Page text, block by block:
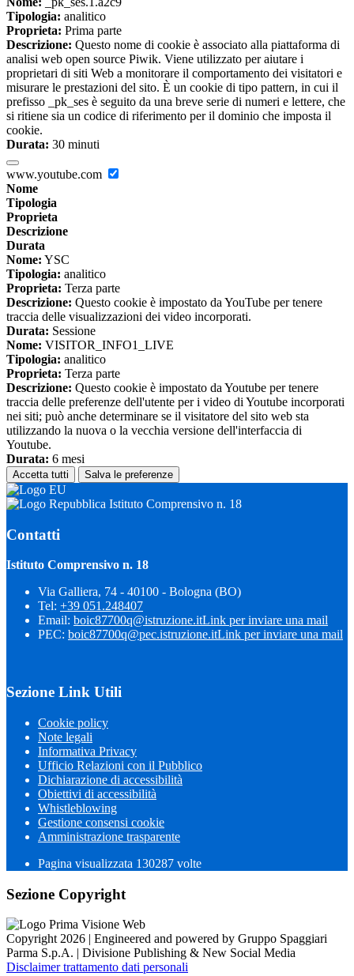
Tipologia: analitico
Proprieta: Prima parte
Descrizione: Questo nome di cookie è associato alla piattaforma di
analisi web open source Piwik. Viene utilizzato per aiutare i
proprietari di siti Web a monitorare il comportamento dei visitatori e
misurare le prestazioni del sito. È un cookie di tipo pattern, in cui il
prefisso _pk_ses è seguito da una breve serie di numeri e lettere, che
si ritiene sia un codice di riferimento per il dominio che imposta il
cookie.
Durata: 30 minuti
www.youtube.com
Nome
Tipologia
Proprieta
Descrizione
Durata
Nome: YSC
Tipologia: analitico
Proprieta: Terza parte
Descrizione: Questo cookie è impostato da YouTube per tenere
traccia delle visualizzazioni dei video incorporati.
Durata: Sessione
Nome: VISITOR_INFO1_LIVE
Tipologia: analitico
Proprieta: Terza parte
Descrizione: Questo cookie è impostato da Youtube per tenere
traccia delle preferenze dell'utente per i video di Youtube incorporati
nei siti; può anche determinare se il visitatore del sito web sta
utilizzando la nuova o la vecchia versione dell'interfaccia di
Youtube.
Durata: 6 mesi
Accetta tutti Salva le preferenze
Istituto Comprensivo n. 18
Contatti
Istituto Comprensivo n. 18
Via Galliera, 74 - 40100 - Bologna (BO)
Tel: +39 051.248407
Email: boic87700q@istruzione.itLink per inviare una mail
PEC: boic87700q@pec.istruzione.itLink per inviare una mail
Sezione Link Utili
Cookie policy
Note legali
Informativa Privacy
Ufficio Relazioni con il Pubblico
Dichiarazione di accessibilità
Obiettivi di accessibilità
Whistleblowing
Gestione consensi cookie
Amministrazione trasparente
Pagina visualizzata 130287 volte
Sezione Copyright
Copyright 2026 | Engineered and powered by Gruppo Spaggiari
Parma S.p.A. | Divisione Publishing & New Social Media
Disclaimer trattamento dati personali